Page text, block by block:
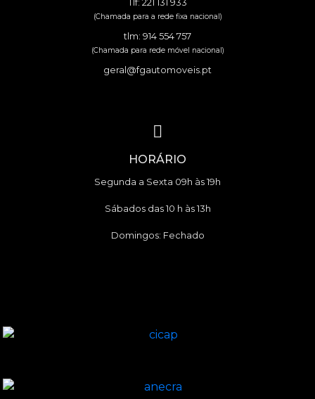
Tlf: 221 131 933
(Chamada para a rede fixa nacional)
tlm: 914 554 757
(Chamada para rede móvel nacional)
geral@fgautomoveis.pt
HORÁRIO
Segunda a Sexta 09h às 19h
Sábados das 10 h às 13h
Domingos: Fechado